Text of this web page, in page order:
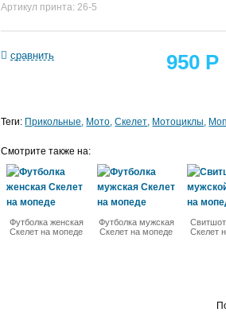
Артикул принта: 26-5
950 Р
сравнить
Теги: Прикольные Мото Скелет Мотоциклы
Смотрите также на:
Футболка женская
Скелет на мопеде
Футболка мужская
Скелет на мопеде
Скелет